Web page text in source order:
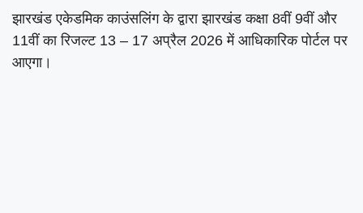
झारखंड एकेडमिक काउंसलिंग के द्वारा झारखंड कक्षा 8वीं 9वीं और
11वीं का रिजल्ट 13 – 17 अप्रैल 2026 में आधिकारिक पोर्टल पर
आएगा।